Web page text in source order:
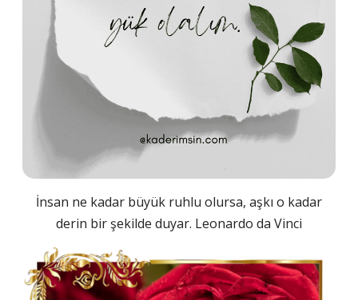
İnsan ne kadar büyük ruhlu olursa, aşkı o kadar
derin bir şekilde duyar. Leonardo da Vinci